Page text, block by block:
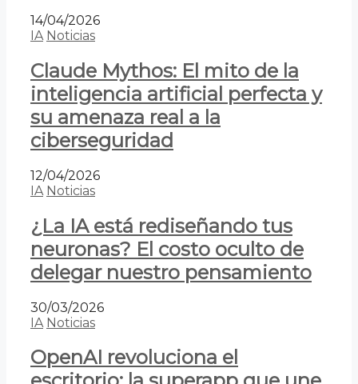
14/04/2026
IA Noticias
Claude Mythos: El mito de la
inteligencia artificial perfecta y
su amenaza real a la
ciberseguridad
12/04/2026
IA Noticias
¿La IA está rediseñando tus
neuronas? El costo oculto de
delegar nuestro pensamiento
30/03/2026
IA Noticias
OpenAI revoluciona el